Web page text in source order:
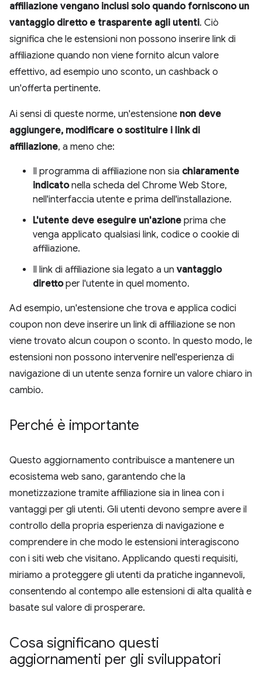
affiliazione vengano inclusi solo quando forniscono un
vantaggio diretto e trasparente agli utenti. Ciò
significa che le estensioni non possono inserire link di
affiliazione quando non viene fornito alcun valore
effettivo, ad esempio uno sconto, un cashback o
un'offerta pertinente.
Ai sensi di queste norme, un'estensione non deve
aggiungere, modificare o sostituire i link di
affiliazione, a meno che:
Il programma di affiliazione non sia chiaramente
indicatonella scheda del Chrome Web Store,
nell'interfaccia utente e prima dell'installazione.
L'utente deve eseguire un'azione prima che
venga applicato qualsiasi link, codice o cookie di
affiliazione.
Il link di affiliazione sia legato a un vantaggio
direttoper l'utente in quel momento.
Ad esempio, un'estensione che trova e applica codici
coupon non deve inserire un link di affiliazione se non
viene trovato alcun coupon o sconto. In questo modo, le
estensioni non possono intervenire nell'esperienza di
navigazione di un utente senza fornire un valore chiaro in
cambio.
Perché è importante
Questo aggiornamento contribuisce a mantenere un
ecosistema web sano, garantendo che la
monetizzazione tramite affiliazione sia in linea con i
vantaggi per gli utenti. Gli utenti devono sempre avere il
controllo della propria esperienza di navigazione e
comprendere in che modo le estensioni interagiscono
con i siti web che visitano. Applicando questi requisiti,
miriamo a proteggere gli utenti da pratiche ingannevoli,
consentendo al contempo alle estensioni di alta qualità e
basate sul valore di prosperare.
Cosa significano questi
aggiornamenti per gli sviluppatori